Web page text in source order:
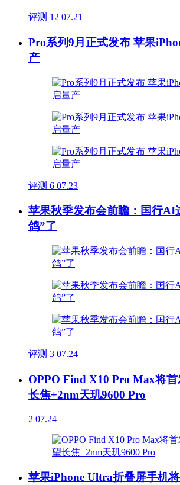
评测 12 07.21
Pro系列9月正式发布 苹果
产
评测 6 07.23
苹果秋季发布会前瞻：国行AI
鸽”了
评测 3 07.24
OPPO Find X10 Pro Max将
长焦+2nm天玑9600 Pro
2 07.24
苹果iPhone Ultra折叠屏手机